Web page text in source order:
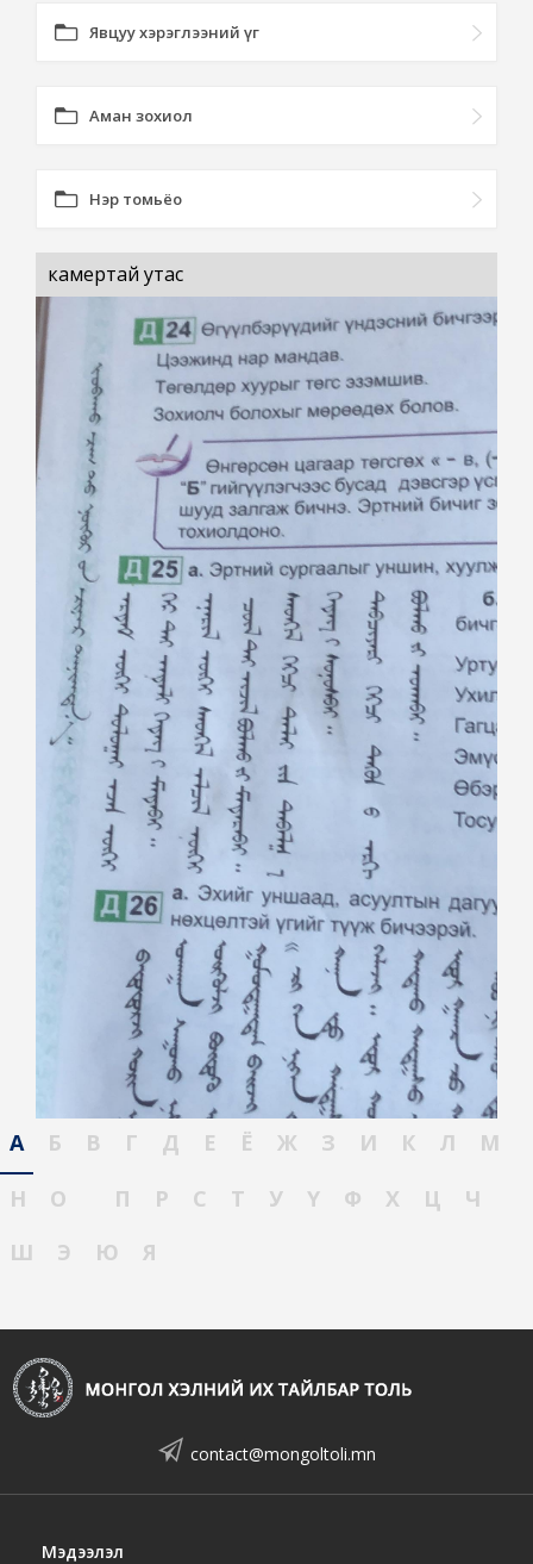
Явцуу хэрэглээний үг
Аман зохиол
Нэр томьёо
камертай утас
А Б В Г Д Е Ё Ж З И К Л
М
Н
О П Р С Т У Ү Ф Х Ц
Ч
Ш
Э Ю Я
contact@mongoltoli.mn
Мэдээлэл